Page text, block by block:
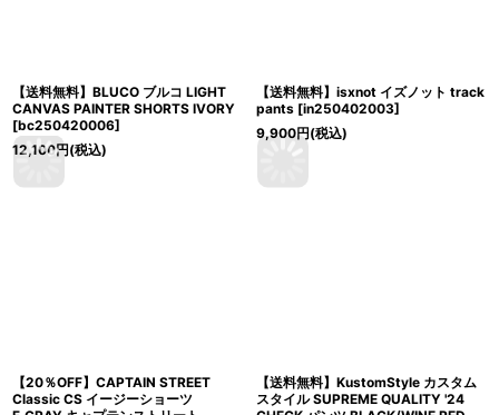
【送料無料】BLUCO ブルコ LIGHT
CANVAS PAINTER SHORTS IVORY
[bc250420006]
12,100円(税込)
【送料無料】isxnot イズノット track
pants [in250402003]
9,900円(税込)
【20％OFF】CAPTAIN STREET
Classic CS イージーショーツ
【送料無料】KustomStyle カスタム
スタイル SUPREME QUALITY '24